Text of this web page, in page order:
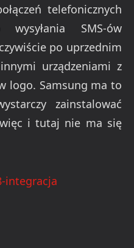
telefonicznych
SMS-ów
po uprzednim
urządzeniami z
logo. Samsung ma to
zainstalować
i tutaj nie ma się